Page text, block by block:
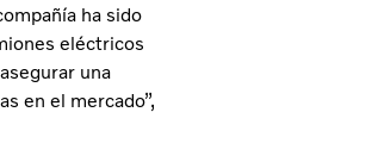
ha sido
eléctricos
una
en el mercado”,